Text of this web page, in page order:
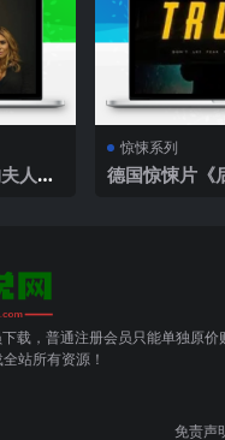
人》
惊悚系列
德国惊悚片《
载，普通注册会员只能单独原价
站所有资源！
免责声